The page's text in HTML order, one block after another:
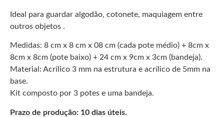
Ideal para guardar algodão, cotonete, maquiagem entre
outros objetos .
Medidas: 8 cm x 8 cm x 08 cm (cada pote médio) + 8cm x
8cm x 8cm (pote baixo) + 24 cm x 9cm x 3cm (bandeja).
Material: Acrílico 3 mm na estrutura e acrílico de 5mm na
base.
Kit composto por 3 potes e uma bandeja.
Prazo de produção: 10 dias úteis.